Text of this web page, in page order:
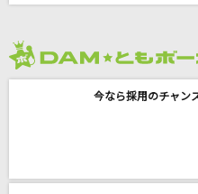
[生音]SISTER
今なら採用のチャ